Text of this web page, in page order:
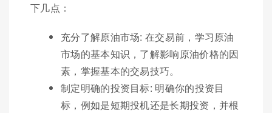
下几点：
充分了解原油市场: 在交易前，学习原油
市场的基本知识，了解影响原油价格的因
素，掌握基本的交易技巧。
制定明确的投资目标: 明确你的投资目
标，例如是短期投机还是长期投资，并根